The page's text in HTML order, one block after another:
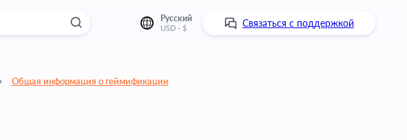
Русский
USD - $ Связаться с поддержкой
Общая информация о геймификации